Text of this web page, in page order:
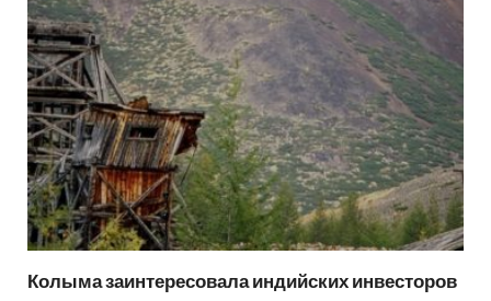
Колыма заинтересовала индийских инвесторов